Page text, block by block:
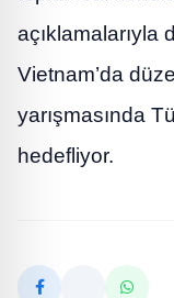
açıklamalarıyla
Vietnam’da
yarışmasında
hedefliyor.